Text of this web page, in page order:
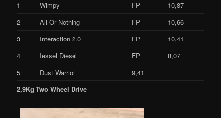
1 Wimpy FP
10,87
2
All Or Nothing FP
10,66
3
Interaction 2.0 FP
10,41
4
Iessel Diesel FP
8,07
5
Dust Warrior
9,41
2,9Kg Two Wheel Drive